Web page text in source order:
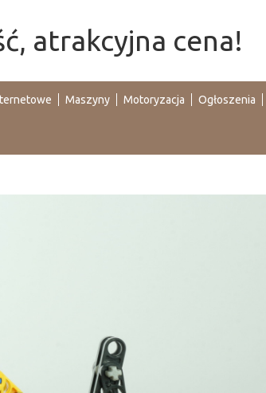
atrakcyjna cena!
Maszyny Motoryzacja Ogłoszenia